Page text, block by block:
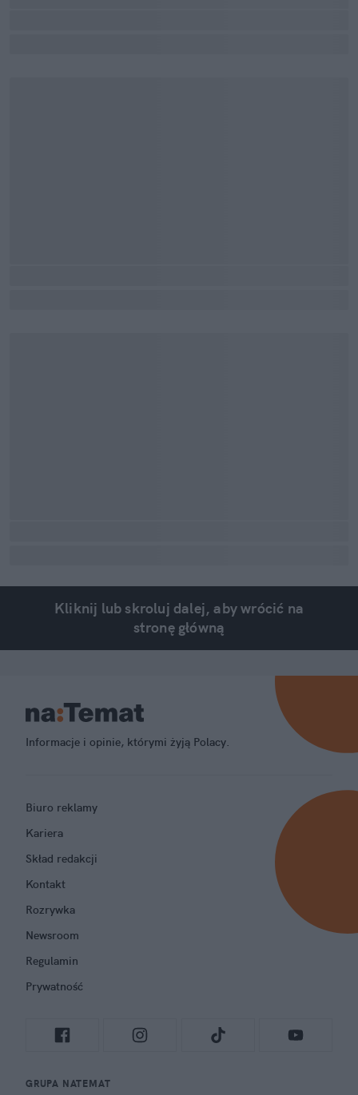
Kliknij lub skroluj dalej, aby wrócić na
stronę główną
Informacje i opinie, którymi żyją Polacy.
Biuro reklamy
Kariera
Skład redakcji
Kontakt
Rozrywka
Newsroom
Regulamin
Prywatność
GRUPA NATEMAT